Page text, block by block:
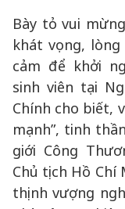
Bày tỏ vui
khát vọng,
cảm để khởi
sinh viên tại
Chính cho biết,
mạnh”, tinh
giới Công
Chủ tịch Hồ Chí
thịnh vượng